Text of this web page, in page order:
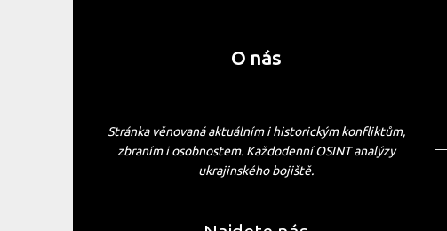
O nás
Stránka věnovaná aktuálním i historickým konfliktům,
zbraním i osobnostem. Každodenní OSINT analýzy
ukrajinského bojiště.